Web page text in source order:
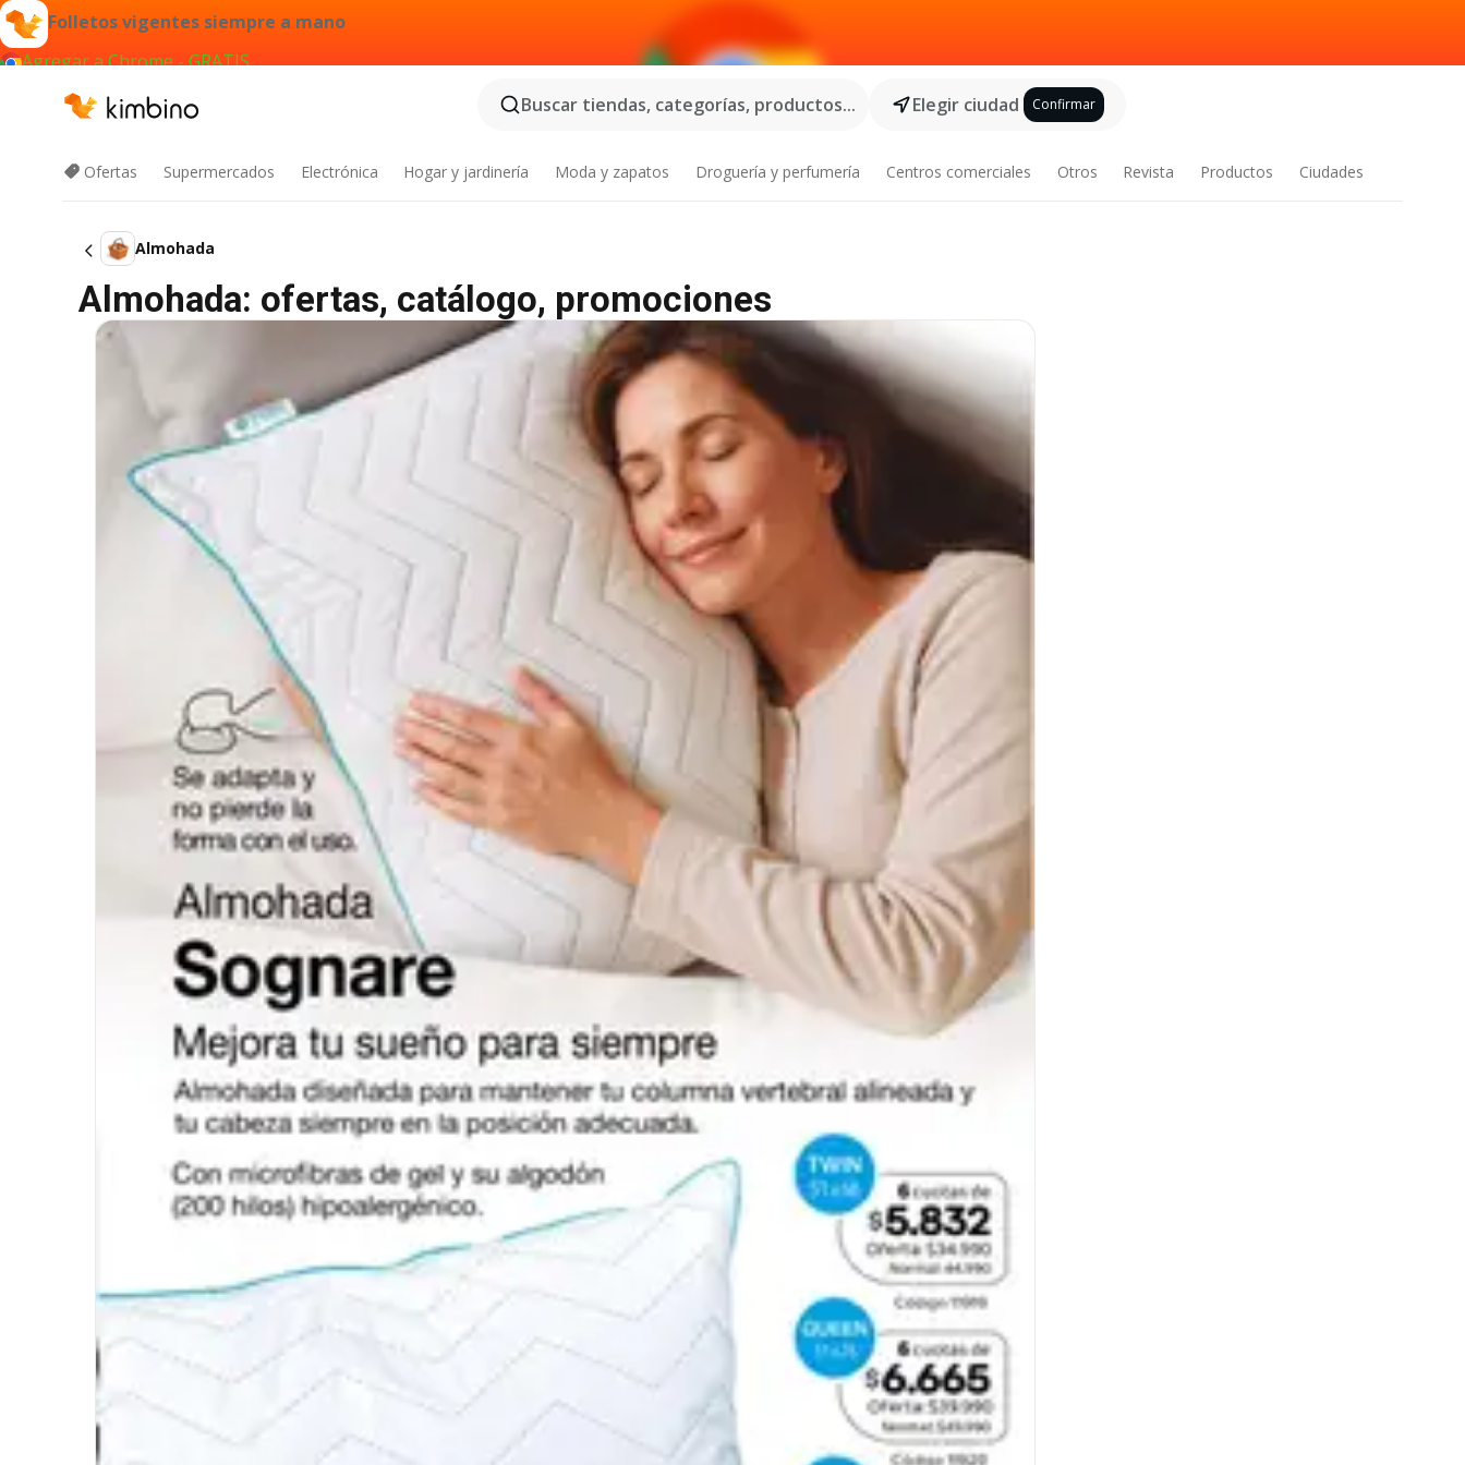
Folletos vigentes siempre a mano
Agregar a Chrome - GRATIS
Buscar tiendas, categorías, productos...
Elegir ciudad Confirmar
Ofertas Supermercados Electrónica Hogar y jardinería Moda y zapatos Droguería y perfumería Centros comerciales Otros Revista Productos Ciudades
Almohada
Almohada: ofertas, catálogo, promociones